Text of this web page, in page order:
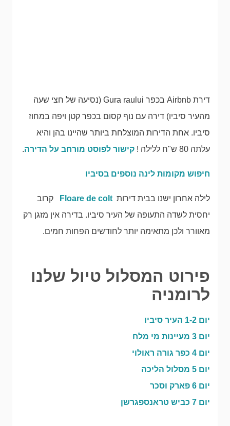
דירת Airbnb בכפר Gura raului (נסיעה של חצי שעה
מהעיר סיביו) דירה עם נוף קסום בכפר קטן ויפה במחוז
סיביו. אחת הדירות המוצלחת ביותר שהיינו בהן והיא
עלתה 80 ש"ח ללילה !
קישור לפוסט מורחב על הדירה.
חיפוש מקומות לינה נוספים בסיביו
לילה אחרון ישנו בבית דירות Floare de colt
קרוב
יחסית לשדה התעופה של העיר סיביו. בדירה אין מזגן רק
מאוורר ולכן מתאימה יותר לחודשים הפחות חמים.
פירוט המסלול טיול שלנו
לרומניה
יום 1-2 העיר סיביו
יום 3 מעיינות מי מלח
יום 4 כפר גורה ראולוי
יום 5 מסלול הליכה
יום 6 פארק וסכר
יום 7 כביש טראנספגרשן